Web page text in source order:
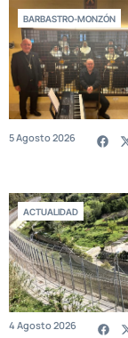
BARBASTRO-MONZÓN
5 Agosto 2026
ACTUALIDAD
4 Agosto 2026